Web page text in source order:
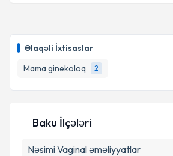
Əlaqəli İxtisaslar
Mama ginekoloq
2
tələbi yaradın. Bu mütəxəssisdən
biləcəyiniz təqvim hazır olduqda e-
məlumatlandırılacaqsınız.
E-poçt Ünvanınız
Şəxsi məlumatlarımın emal
Baku İlçələri
NəsimiVaginal əməliyyatlar